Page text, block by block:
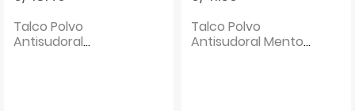
Talco Polvo
Antisudoral
Talco Polvo
Antisudoral Mentol